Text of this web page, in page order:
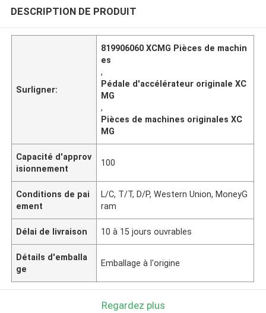
DESCRIPTION DE PRODUIT
Surligner:
819906060 XCMG Pièces de machin
es
,
Pédale d'accélérateur originale XC
MG
,
Pièces de machines originales XC
MG
Capacité d'approv
isionnement
100
Conditions de pai
ement
L/C, T/T, D/P, Western Union, MoneyG
ram
Délai de livraison 10 à 15 jours ouvrables
Détails d'emballa
ge
Emballage à l'origine
Regardez plus